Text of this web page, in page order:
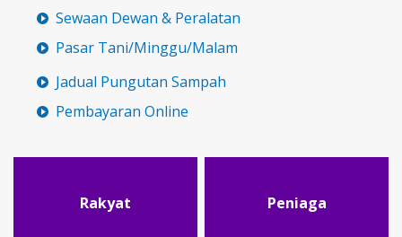
Sewaan Dewan & Peralatan
Pasar Tani/Minggu/Malam
Jadual Pungutan Sampah
Pembayaran Online
Rakyat Peniaga